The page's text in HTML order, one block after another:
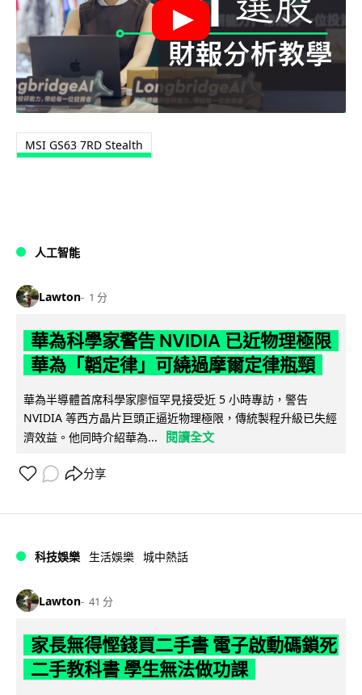
MSI GS63 7RD Stealth
人工智能
Lawton 1 分
華為科學家警告 NVIDIA 已近物理極限
華為「韜定律」可繞過摩爾定律瓶頸
華為半導體首席科學家廖恒罕見接受近 5 小時專訪，警告
NVIDIA 等西方晶片巨頭正逼近物理極限，傳統製程升級已失經
濟效益。他同時介紹華為...
閱讀全文
分享
科技娛樂 生活娛樂 城中熱話
Lawton 41 分
家長無得慳錢買二手書 電子啟動碼鎖死
二手教科書 學生無法做功課